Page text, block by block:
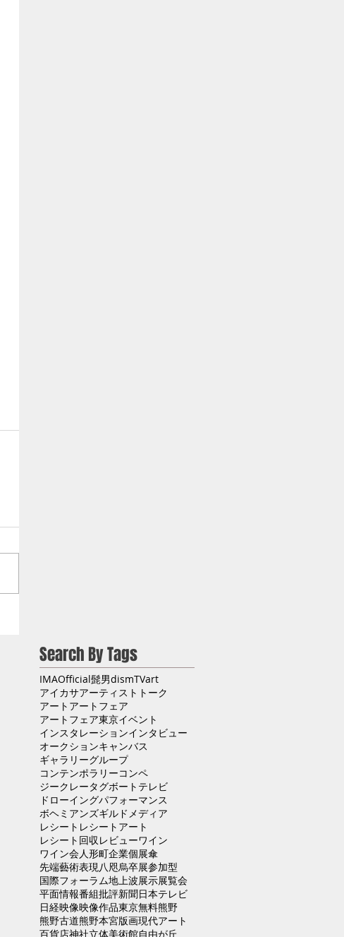
Search By Tags
IMAOfficial髭男dismTVart
アイカサアーティストトーク
アート アートフェア
アートフェア東京イベント
インスタレーションインタビュー
オークションキャンバス
ギャラリーグループ
コンテンポラリーコンペ
ジークレータグボート テレビ
ドローイングパフォーマンス
ボヘミアンズギルド メディア
レシート レシートアート
レシート回収 レビューワイン
ワイン会人形町企業個展傘
先端藝術表現 八咫烏卒展参加型
国際フォーラム地上波展示展覧会
平面情報番組批評新聞日本テレビ
日経映像映像作品東京無料熊野
熊野古道熊野本宮版画現代アート
百貨店神社立体美術館自由が丘